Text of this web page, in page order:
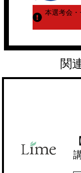
本選考会・
関